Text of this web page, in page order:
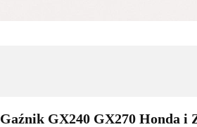
Gaźnik GX240 GX270 Honda